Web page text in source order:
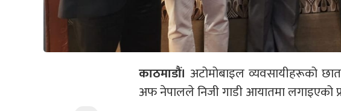
काठमाडौं। अटोमोबाइल व्यवसायीहरूको
अफ नेपालले निजी गाडी आयातमा लगाइएको